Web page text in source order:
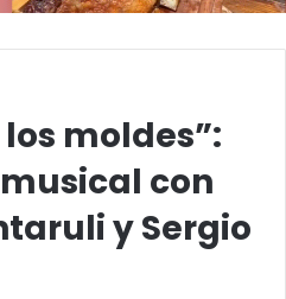
moldes”:
con
y Sergio